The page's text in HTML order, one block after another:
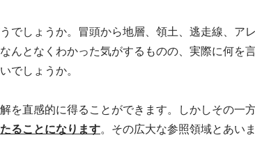
でしょうか。冒頭から地層、領土、逃走線、ア
んとなくわかった気がするものの、実際に何を
でしょうか。
直感的に得ることができます。しかしその一
ることになります。その広大な参照領域とあい